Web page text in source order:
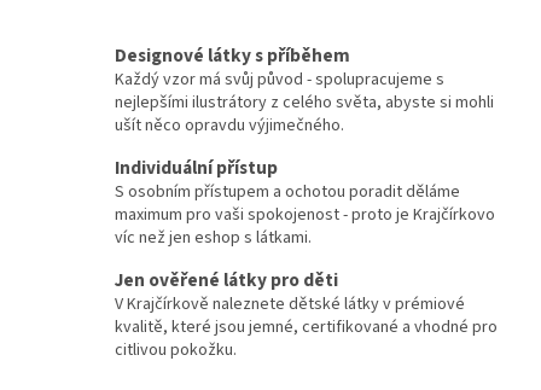
Designové látky s příběhem
Každý vzor má svůj původ - spolupracujeme s
nejlepšími ilustrátory z celého světa, abyste si mohli
ušít něco opravdu výjimečného.
Individuální přístup
S osobním přístupem a ochotou poradit děláme
maximum pro vaši spokojenost - proto je Krajčírkovo
víc než jen eshop s látkami.
Jen ověřené látky pro děti
V Krajčírkově naleznete dětské látky v prémiové
kvalitě, které jsou jemné, certifikované a vhodné pro
citlivou pokožku.